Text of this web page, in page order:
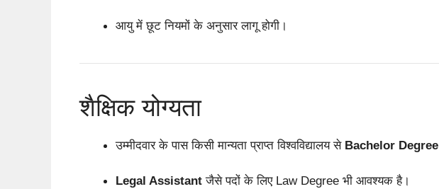
आयु में छूट नियमों के अनुसार लागू होगी।
शैक्षिक योग्यता
उम्मीदवार के पास किसी मान्यता प्राप्त विश्वविद्यालय से Bachelor Degree
Legal Assistant जैसे पदों के लिए Law Degree भी आवश्यक है।